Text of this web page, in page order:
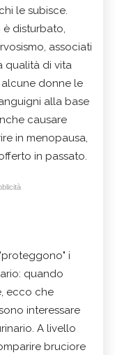
le subisce.
disturbato,
associati
qualità di vita
donne le
alla base
causare
in menopausa,
in passato.
i
quando
ecco che
interessare
A livello
bruciore